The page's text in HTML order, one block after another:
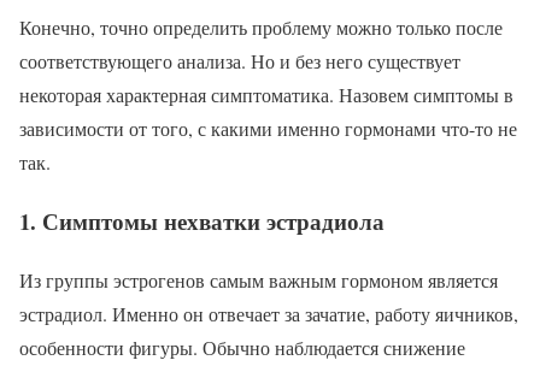
Конечно, точно определить проблему можно только после
соответствующего анализа. Но и без него существует
некоторая характерная симптоматика. Назовем симптомы в
зависимости от того, с какими именно гормонами что-то не
так.
1. Симптомы нехватки эстрадиола
Из группы эстрогенов самым важным гормоном является
эстрадиол. Именно он отвечает за зачатие, работу яичников,
особенности фигуры. Обычно наблюдается снижение